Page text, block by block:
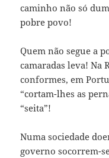
caminho não só
pobre povo!
Quem não segue a
camaradas leva! Na
conformes, em
“cortam-lhes as
“seita”!
Numa sociedade
governo socorrem-